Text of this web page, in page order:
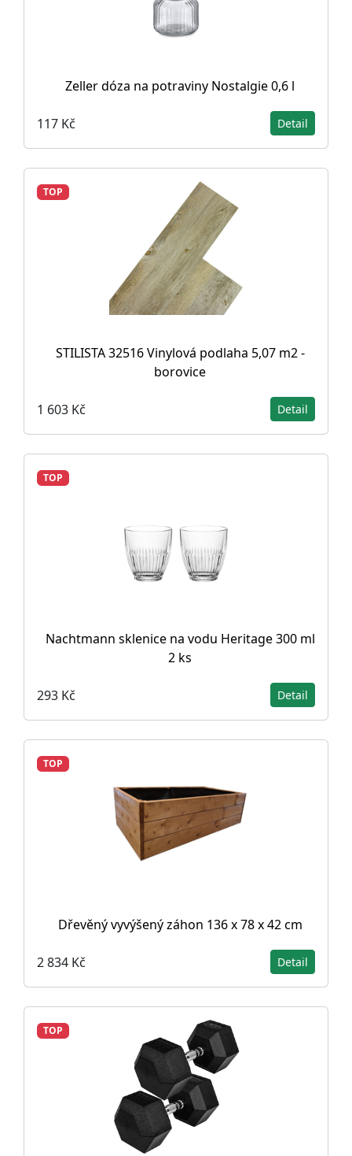
Zeller dóza na potraviny Nostalgie 0,6 l
117 Kč Detail
TOP
STILISTA 32516 Vinylová podlaha 5,07 m2 -
borovice
1 603 Kč Detail
TOP
Nachtmann sklenice na vodu Heritage 300 ml
2 ks
293 Kč Detail
TOP
Dřevěný vyvýšený záhon 136 x 78 x 42 cm
2 834 Kč Detail
TOP